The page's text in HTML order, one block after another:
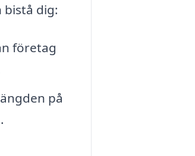
dig:
företag
på